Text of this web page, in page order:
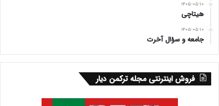
۱۴۰۵-۰۵-۱۰
هیتاچی
۱۴۰۵-۰۵-۱۰
جامعه و سؤال آخرت
فروش اینترنتی مجله ترکمن دیار